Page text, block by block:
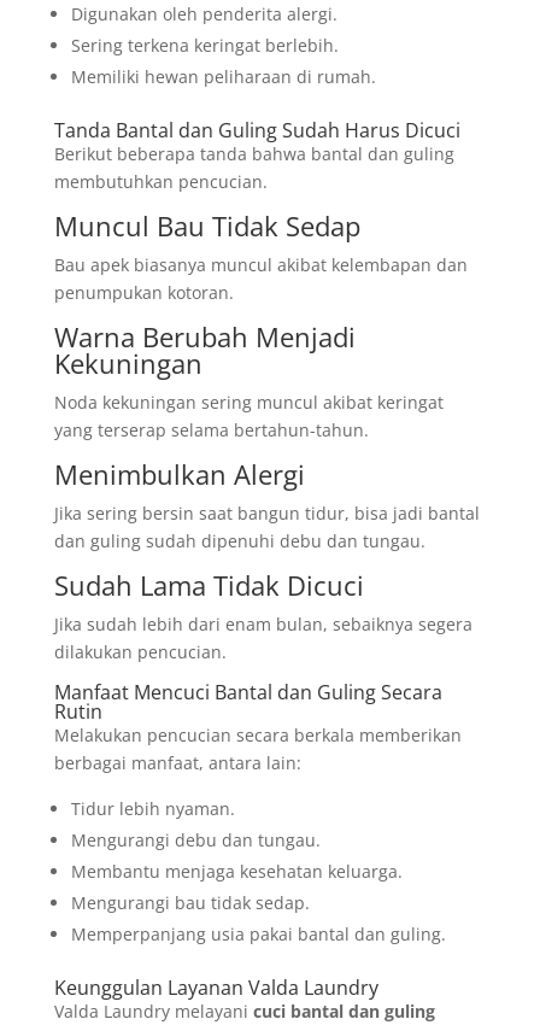
Digunakan oleh penderita alergi.
Sering terkena keringat berlebih.
Memiliki hewan peliharaan di rumah.
Tanda Bantal dan Guling Sudah Harus Dicuci
Berikut beberapa tanda bahwa bantal dan guling
membutuhkan pencucian.
Muncul Bau Tidak Sedap
Bau apek biasanya muncul akibat kelembapan dan
penumpukan kotoran.
Warna Berubah Menjadi
Kekuningan
Noda kekuningan sering muncul akibat keringat
yang terserap selama bertahun-tahun.
Menimbulkan Alergi
Jika sering bersin saat bangun tidur, bisa jadi bantal
dan guling sudah dipenuhi debu dan tungau.
Sudah Lama Tidak Dicuci
Jika sudah lebih dari enam bulan, sebaiknya segera
dilakukan pencucian.
Manfaat Mencuci Bantal dan Guling Secara
Rutin
Melakukan pencucian secara berkala memberikan
berbagai manfaat, antara lain:
Tidur lebih nyaman.
Mengurangi debu dan tungau.
Membantu menjaga kesehatan keluarga.
Mengurangi bau tidak sedap.
Memperpanjang usia pakai bantal dan guling.
Keunggulan Layanan Valda Laundry
Valda Laundry melayani cuci bantal dan guling